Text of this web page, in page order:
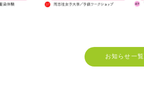
お知らせ一覧